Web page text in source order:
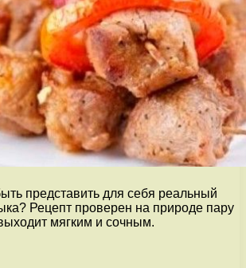
представить для себя реальный
Рецепт проверен на природе пару
мягким и сочным.